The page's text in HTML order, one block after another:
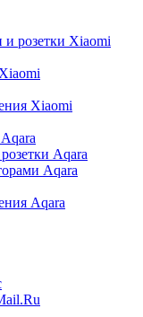
и розетки Xiaomi
Xiaomi
Aqara
Aqara
Aqara